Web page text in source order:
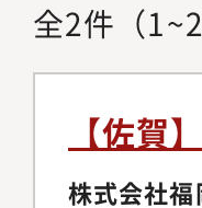
全2件 （
【佐賀
株式会社